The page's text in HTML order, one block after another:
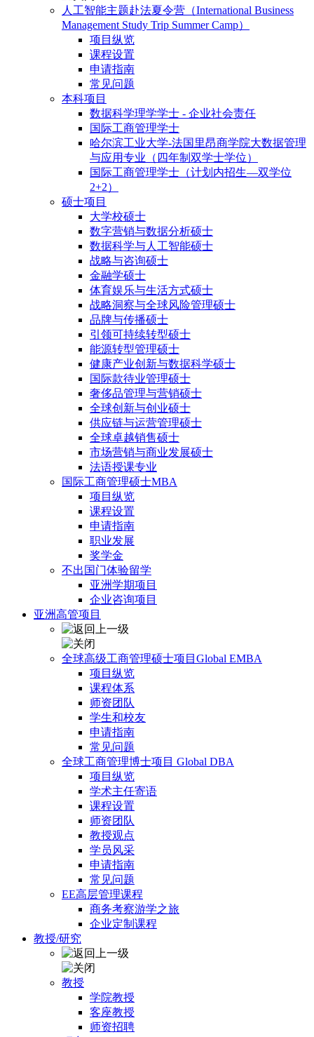
人工智能主题赴法夏令营（International Business
Management Study Trip Summer Camp）
项目纵览
课程设置
申请指南
常见问题
本科项目
数据科学理学学士 - 企业社会责任
国际工商管理学士
哈尔滨工业大学-法国里昂商学院大数据管理
与应用专业（四年制双学士学位）
国际工商管理学士（计划内招生—双学位
2+2）
硕士项目
大学校硕士
数字营销与数据分析硕士
数据科学与人工智能硕士
战略与咨询硕士
金融学硕士
体育娱乐与生活方式硕士
战略洞察与全球风险管理硕士
品牌与传播硕士
引领可持续转型硕士
能源转型管理硕士
健康产业创新与数据科学硕士
国际款待业管理硕士
奢侈品管理与营销硕士
全球创新与创业硕士
供应链与运营管理硕士
全球卓越销售硕士
市场营销与商业发展硕士
法语授课专业
国际工商管理硕士MBA
项目纵览
课程设置
申请指南
职业发展
奖学金
不出国门体验留学
亚洲学期项目
企业咨询项目
亚洲高管项目
全球高级工商管理硕士项目Global EMBA
项目纵览
课程体系
师资团队
学生和校友
申请指南
常见问题
全球工商管理博士项目 Global DBA
项目纵览
学术主任寄语
课程设置
师资团队
教授观点
学员风采
申请指南
常见问题
EE高层管理课程
商务考察游学之旅
企业定制课程
教授/研究
教授
学院教授
客座教授
师资招聘